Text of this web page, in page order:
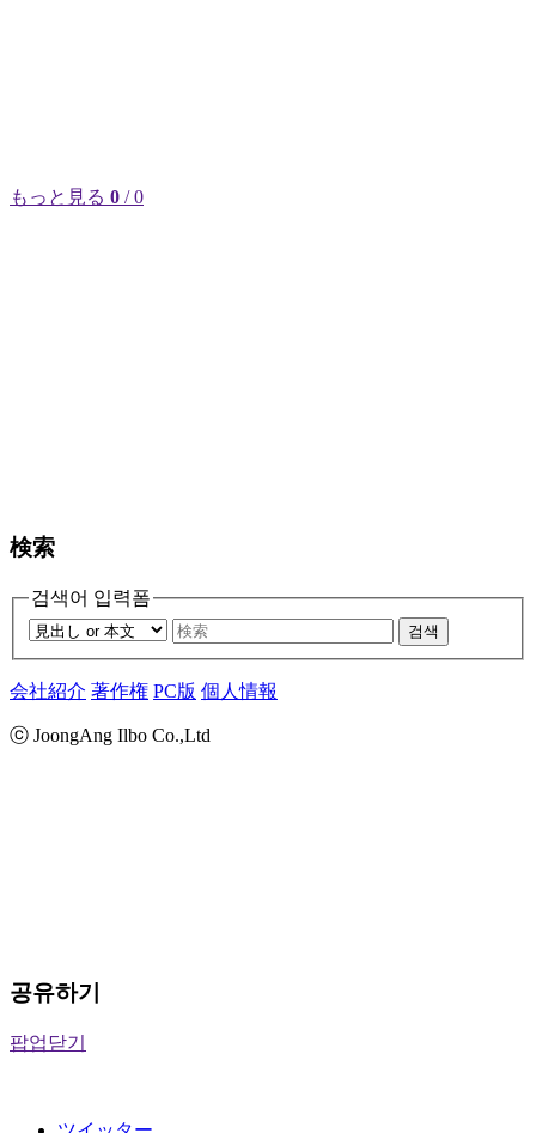
もっと見る 0 / 0
検索
검색어 입력폼
검색
会社紹介 著作権 PC版 個人情報
ⓒ JoongAng Ilbo Co.,Ltd
공유하기
팝업닫기